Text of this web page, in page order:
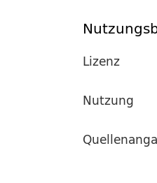
Lizenz
Nutzung